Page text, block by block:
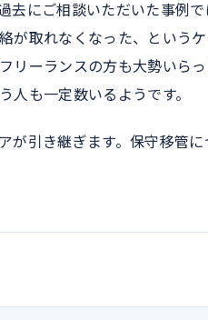
去にご相談いただいた事例
取れなくなった、というケ
リーランスの方も大勢いら
も一定数いるようです。
が引き継ぎます。保守移管